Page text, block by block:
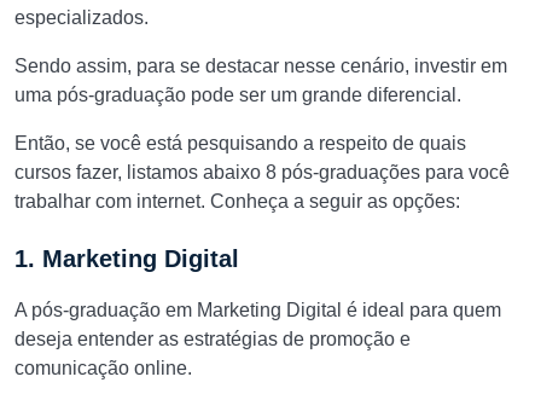
especializados.
Sendo assim, para se destacar nesse cenário, investir em
uma pós-graduação pode ser um grande diferencial.
Então, se você está pesquisando a respeito de quais
cursos fazer, listamos abaixo 8 pós-graduações para você
trabalhar com internet. Conheça a seguir as opções:
1. Marketing Digital
A pós-graduação em Marketing Digital é ideal para quem
deseja entender as estratégias de promoção e
comunicação online.